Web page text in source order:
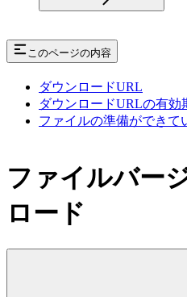
このページの内容
ダウンロードURL
ダウンロードURLの有効
ファイルの準備ができて
ファイルバー
ロード